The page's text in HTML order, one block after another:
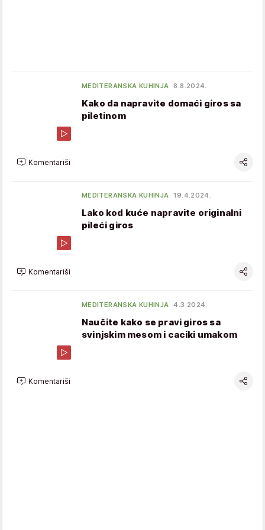
MEDITERANSKA KUHINJA 8.8.2024.
Kako da napravite domaći giros sa
piletinom
Komentariši
MEDITERANSKA KUHINJA 19.4.2024.
Lako kod kuće napravite originalni
pileći giros
Komentariši
MEDITERANSKA KUHINJA 4.3.2024.
Naučite kako se pravi giros sa
svinjskim mesom i caciki umakom
Komentariši